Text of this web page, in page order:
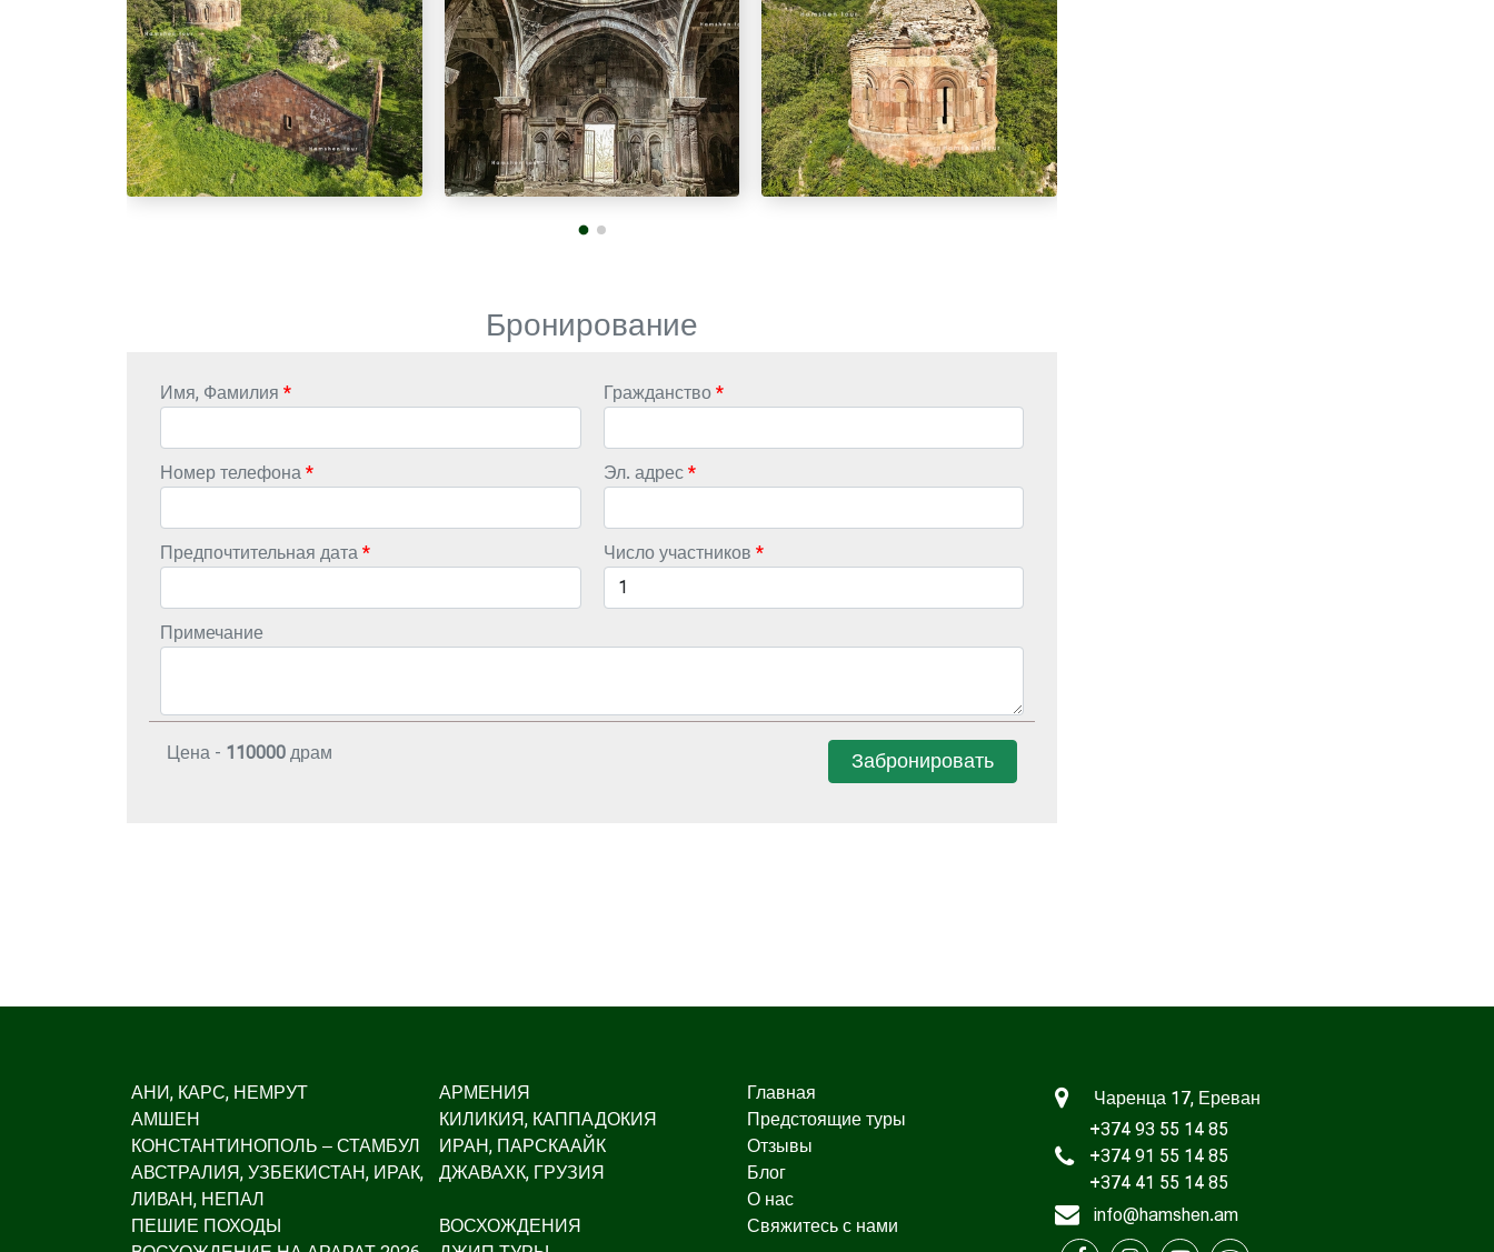
Бронирование
Имя, Фамилия Гражданство
Номер телефона Эл. адрес
Предпочтительная дата Число участников
Примечание
Цена - 110000 драм Забронировать
АНИ, КАРС, НЕМРУТ
АРМЕНИЯ
АМШЕН
КИЛИКИЯ, КАППАДОКИЯ
КОНСТАНТИНОПОЛЬ – СТАМБУЛ
ИРАН, ПАРСКААЙК
АВСТРАЛИЯ, УЗБЕКИСТАН, ИРАК,
ЛИВАН, НЕПАЛ
ДЖАВАХК, ГРУЗИЯ
ПЕШИЕ ПОХОДЫ
ВОСХОЖДЕНИЯ
Главная
Предстоящие туры
Отзывы
Блог
О нас
Свяжитесь с нами
Чаренца 17, Ереван
+374 93 55 14 85
+374 91 55 14 85
+374 41 55 14 85
info@hamshen.am